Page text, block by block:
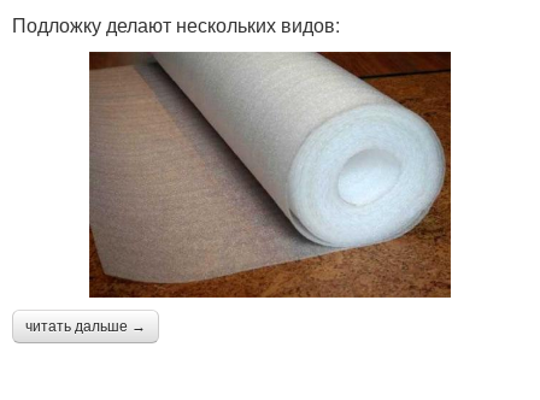
Подложку делают нескольких видов:
читать дальше →